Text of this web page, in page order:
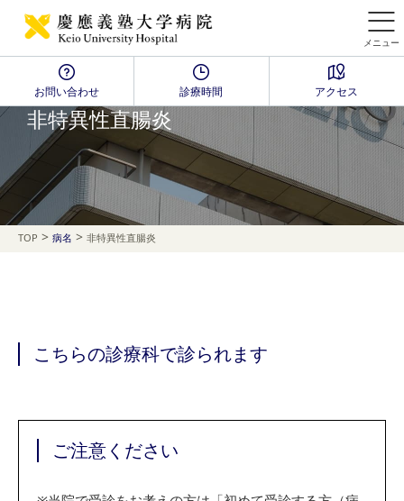
メニュー
お問い合わせ 診療時間 アクセス
Disease Name Search
非特異性直腸炎
TOP > 病名 > 非特異性直腸炎
こちらの診療科で診られます
ご注意ください